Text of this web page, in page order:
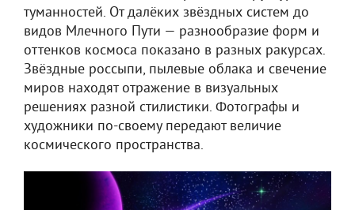
туманностей. От далёких звёздных систем до
видов Млечного Пути — разнообразие форм и
оттенков космоса показано в разных ракурсах.
Звёздные россыпи, пылевые облака и свечение
миров находят отражение в визуальных
решениях разной стилистики. Фотографы и
художники по-своему передают величие
космического пространства.